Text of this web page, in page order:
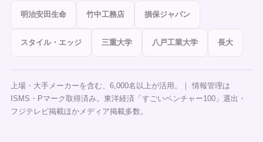
明治安田生命 竹中工務店 損保ジャパン
スタイル・エッジ 三重大学 八戸工業大学 長大
上場・大手メーカーを含む、6,000名以上が活用。｜ 情報管理は
ISMS・Pマーク取得済み。東洋経済「すごいベンチャー100」選出・
フジテレビ掲載ほかメディア掲載多数。